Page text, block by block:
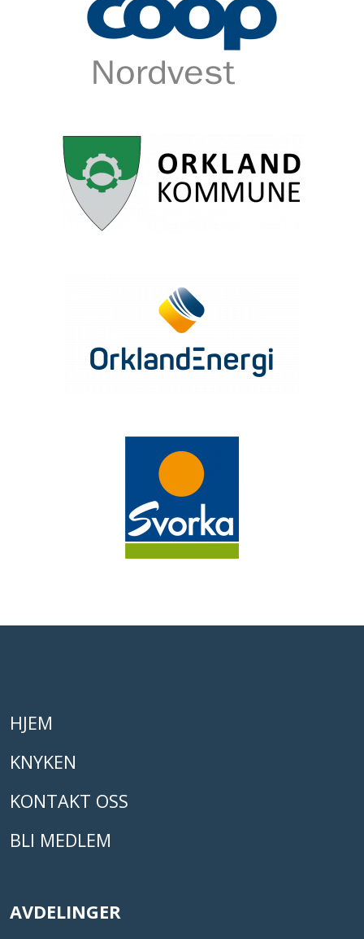
HJEM
KNYKEN
KONTAKT OSS
BLI MEDLEM
AVDELINGER